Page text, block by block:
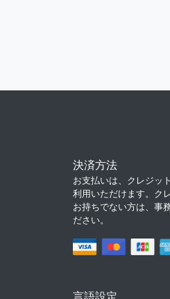
決済方法
お支払いは、クレジッ
利用いただけます。ク
お持ちでない方は、事
ださい。
言語設定